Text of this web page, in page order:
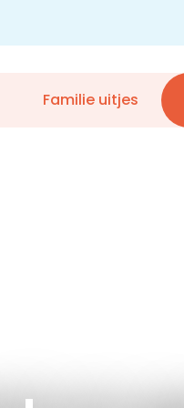
Familie uitjes